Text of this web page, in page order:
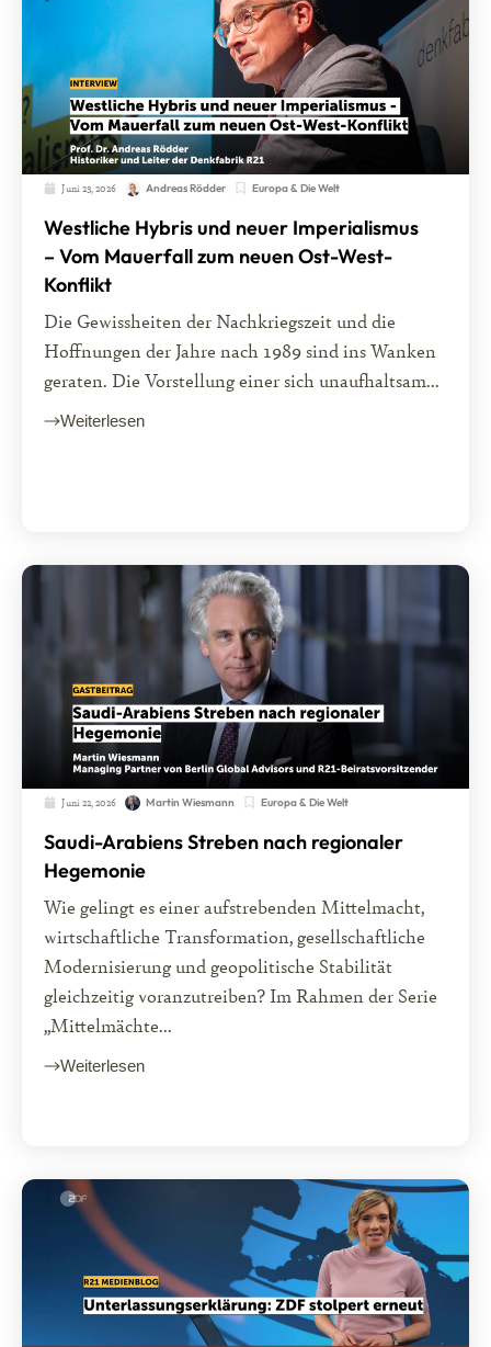
Juni 23, 2026 Andreas Rödder Europa & Die Welt
Westliche Hybris und neuer Imperialismus
– Vom Mauerfall zum neuen Ost-West-
Konflikt
Die Gewissheiten der Nachkriegszeit und die
Hoffnungen der Jahre nach 1989 sind ins Wanken
geraten. Die Vorstellung einer sich unaufhaltsam...
Weiterlesen
Juni 22, 2026 Martin Wiesmann Europa & Die Welt
Saudi-Arabiens Streben nach regionaler
Hegemonie
Wie gelingt es einer aufstrebenden Mittelmacht,
wirtschaftliche Transformation, gesellschaftliche
Modernisierung und geopolitische Stabilität
gleichzeitig voranzutreiben? Im Rahmen der Serie
„Mittelmächte...
Weiterlesen